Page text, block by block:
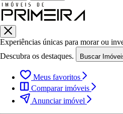
Experiências únicas para morar ou
Descubra os destaques.
Buscar
Meus favoritos
Comparar imóveis
Anunciar imóvel